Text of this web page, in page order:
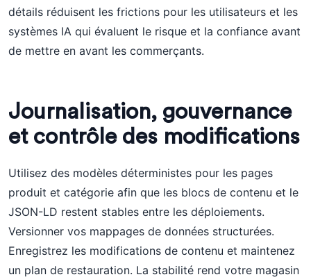
détails réduisent les frictions pour les utilisateurs et les
systèmes IA qui évaluent le risque et la confiance avant
de mettre en avant les commerçants.
Journalisation, gouvernance
et contrôle des modifications
Utilisez des modèles déterministes pour les pages
produit et catégorie afin que les blocs de contenu et le
JSON-LD restent stables entre les déploiements.
Versionner vos mappages de données structurées.
Enregistrez les modifications de contenu et maintenez
un plan de restauration. La stabilité rend votre magasin